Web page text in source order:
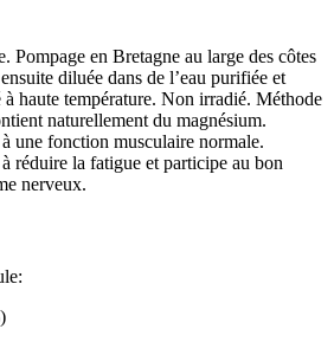
Pompage en Bretagne au large des côtes
diluée dans de l’eau purifiée et
haute température. Non irradié. Méthode
naturellement du magnésium.
une fonction musculaire normale.
réduire la fatigue et participe au bon
nerveux.